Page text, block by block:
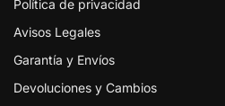
Política de privacidad
Avisos Legales
Garantía y Envíos
Devoluciones y Cambios